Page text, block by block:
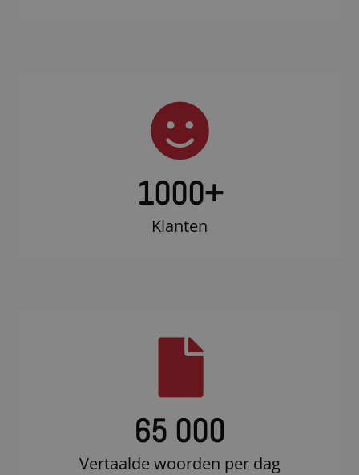
1000+
Klanten
65 000
Vertaalde woorden per dag